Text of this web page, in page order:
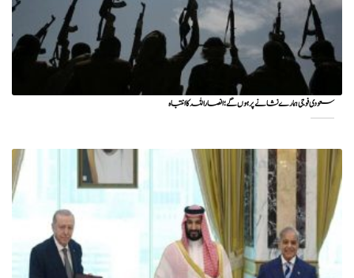
سعودی فوجی ہمارے نشانے پر ہوں گے؛ انصاراللہ کا انتباہ